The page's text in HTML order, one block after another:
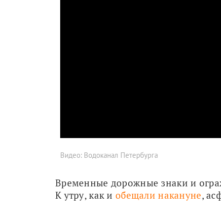
Видео: Водоканал Петербурга
Временные дорожные знаки и
К утру, как и обещали накануне,